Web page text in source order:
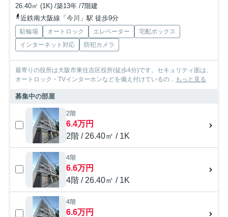
26.40㎡ (1K) /築13年 /7階建
近鉄南大阪線「今川」駅 徒歩9分
駐輪場 オートロック エレベーター
宅配ボックス
インターネット対応
防犯カメラ
最寄りの役所は大阪市東住吉区役所(徒歩4分)です。セキュリティ面は、
オートロック・TVインターホンなどを備え付けているの... もっと見る
募集中の部屋
2階
6.4万円
2階 / 26.40㎡ / 1K
4階
6.6万円
4階 / 26.40㎡ / 1K
4階
6.6万円